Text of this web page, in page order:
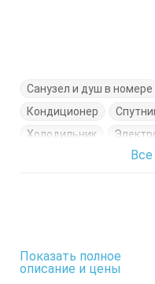
Санузел и душ в номере
Кондиционер
Холодильник
Журнальный столик
Показать полное
описание и цены